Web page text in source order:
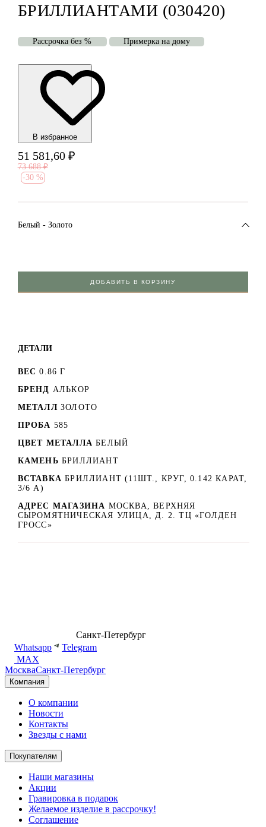
БРИЛЛИАНТАМИ (030420)
Рассрочка без % Примерка на дому
В избранноe
51 581,60 ₽
73 688 ₽
-30 %
Белый - Золото
ДОБАВИТЬ В КОРЗИНУ
ДЕТАЛИ
ВЕС 0.86 Г
БРЕНД АЛЬКОР
МЕТАЛЛ ЗОЛОТО
ПРОБА 585
ЦВЕТ МЕТАЛЛА БЕЛЫЙ
КАМЕНЬ БРИЛЛИАНТ
ВСТАВКА БРИЛЛИАНТ (11ШТ., КРУГ, 0.142 КАРАТ,
3/6 А)
АДРЕС МАГАЗИНА МОСКВА, ВЕРХНЯЯ
СЫРОМЯТНИЧЕСКАЯ УЛИЦА, Д. 2. ТЦ «ГОЛДЕН
ГРОСС»
Санкт-Петербург
Whatsapp
Telegram
MAX
МоскваСанкт-Петербург
Компания
О компании
Новости
Контакты
Звезды с нами
Покупателям
Наши магазины
Акции
Гравировка в подарок
Желаемое изделие в рассрочку!
Соглашение